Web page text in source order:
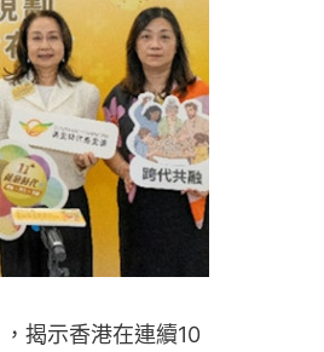
揭示香港在連續10